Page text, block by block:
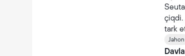
çiqdi.
tark
Jahon